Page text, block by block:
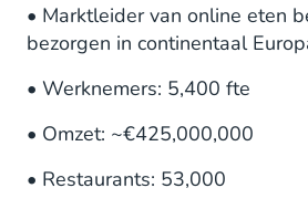
• Marktleider van online eten
bezorgen in continentaal
• Werknemers: 5,400 fte
• Omzet: ~€425,000,000
• Restaurants: 53,000